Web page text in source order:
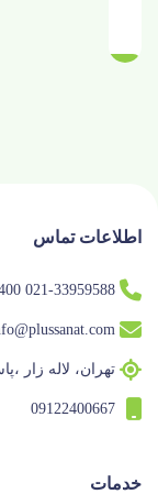
اطلاعات تماس
021-33959588 021-33959400
تهران، لاله زار
09122400667
خدمات